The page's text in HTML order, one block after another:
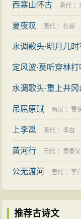
西塞山怀古 唐代 ：
夏夜叹 唐代 ：杜甫
水调歌头·明月几时
定风波·莫听穿林打
水调歌头·重上井冈
吊屈原赋 两汉 ： 贾
上李邕 唐代 ：李白
黄河行 元代 ： 贡泰父
公无渡河 唐代 ：李
推荐古诗文